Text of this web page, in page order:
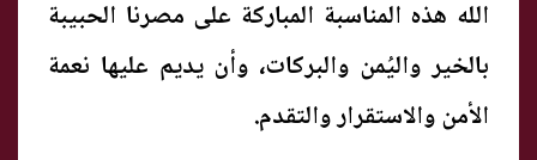
الله هذه المناسبة المباركة على مصرنا الحبيبة
بالخير واليُمن والبركات، وأن يديم عليها نعمة
الأمن والاستقرار والتقدم.